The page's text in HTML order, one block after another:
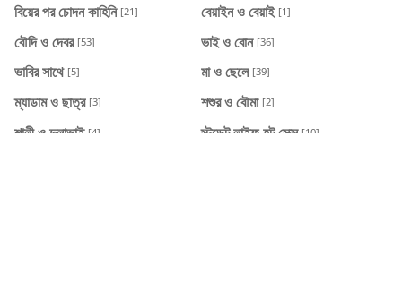
বিয়ের পর চোদন কাহিনি [21] বেয়াইন ও বেয়াই [1]
বৌদি ও দেবর [53] ভাই ও বোন [36]
ভাবির সাথে [5] মা ও ছেলে [39]
ম্যাডাম ও ছাত্র [3] শশুর ও বৌমা [2]
শালী ও দুলাভাই [4] স্টুডেন্ট লাইফ হট সেক্স [10]